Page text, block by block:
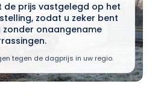
de prijs vastgelegd op het
zodat u zeker bent
zonder onaangename
tegen de dagprijs in uw regio.